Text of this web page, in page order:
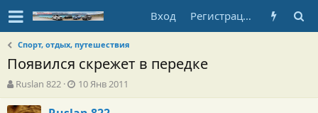
Вход Регистрация
Спорт, отдых, путешествия
Появился скрежет в передке
А
в
т
Ruslan 822
Д
а
т
10 Янв 2011